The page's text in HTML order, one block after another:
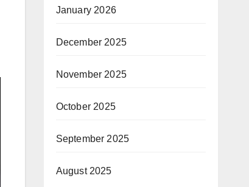
January 2026
December 2025
November 2025
October 2025
September 2025
August 2025